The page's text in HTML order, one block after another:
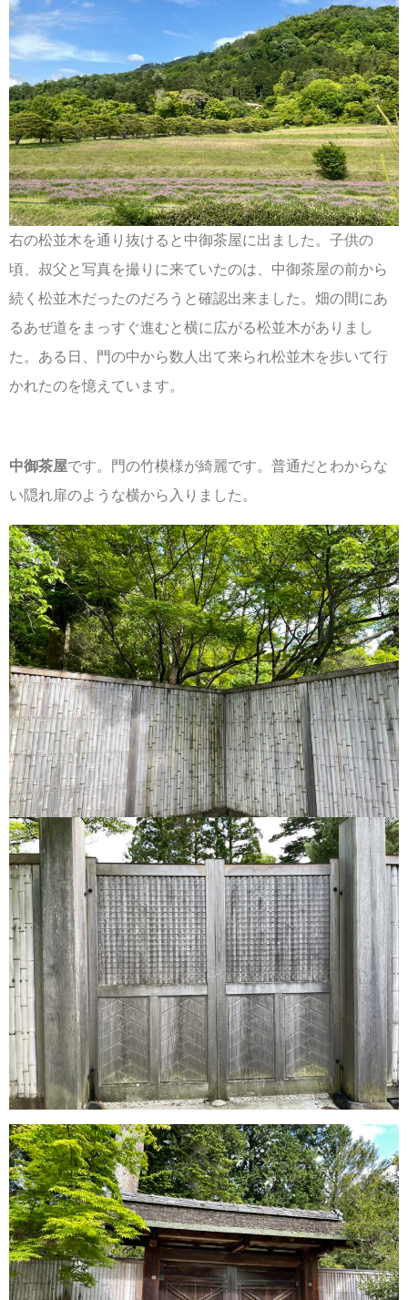
右の松並木を通り抜けると中御茶屋に出ました。子供の
頃、叔父と写真を撮りに来ていたのは、中御茶屋の前から
続く松並木だったのだろうと確認出来ました。畑の間にあ
るあぜ道をまっすぐ進むと横に広がる松並木がありまし
た。ある日、門の中から数人出て来られ松並木を歩いて行
かれたのを憶えています。
中御茶屋です。門の竹模様が綺麗です。普通だとわからな
い隠れ扉のような横から入りました。